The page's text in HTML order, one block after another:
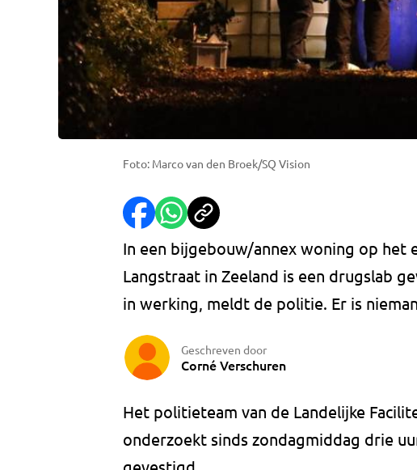
Foto: Marco van den Broek/SQ Vision
In een bijgebouw/annex woning op het
Langstraat in Zeeland is een drugslab
in werking, meldt de politie. Er is
Geschreven door
Corné Verschuren
Het politieteam van de Landelijke
onderzoekt sinds zondagmiddag drie